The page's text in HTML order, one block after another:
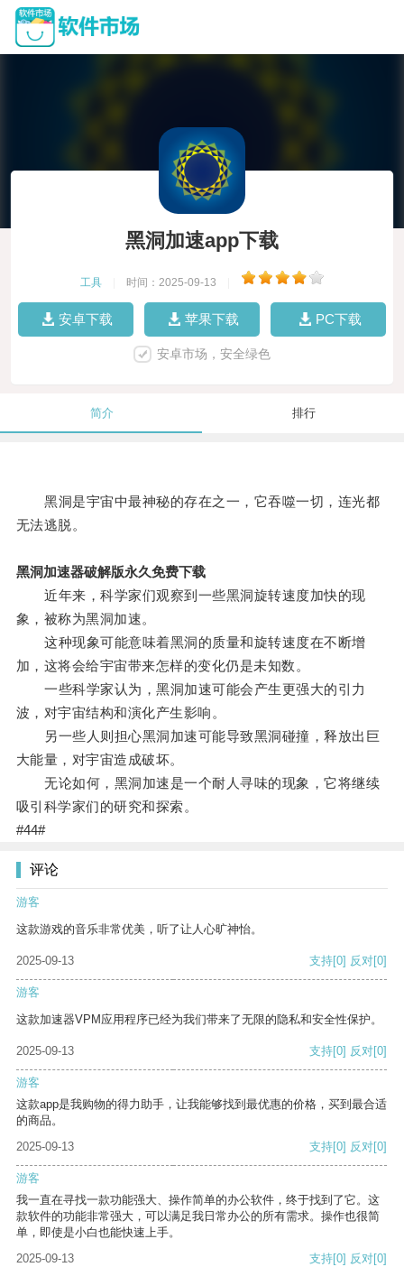
黑洞加速app下载
工具 时间：2025-09-13
安卓下载 苹果下载 PC下载
安卓市场，安全绿色
简介 排行
黑洞是宇宙中最神秘的存在之一，它吞噬一切，连光都
无法逃脱。
黑洞加速器破解版永久免费下载
近年来，科学家们观察到一些黑洞旋转速度加快的现
象，被称为黑洞加速。
这种现象可能意味着黑洞的质量和旋转速度在不断增
加，这将会给宇宙带来怎样的变化仍是未知数。
一些科学家认为，黑洞加速可能会产生更强大的引力
波，对宇宙结构和演化产生影响。
另一些人则担心黑洞加速可能导致黑洞碰撞，释放出巨
大能量，对宇宙造成破坏。
无论如何，黑洞加速是一个耐人寻味的现象，它将继续
吸引科学家们的研究和探索。
#44#
评论
游客
这款游戏的音乐非常优美，听了让人心旷神怡。
2025-09-13 支持[0] 反对[0]
游客
这款加速器VPM应用程序已经为我们带来了无限的隐私和安全性保护。
2025-09-13 支持[0] 反对[0]
游客
这款app是我购物的得力助手，让我能够找到最优惠的价格，买到最合适
的商品。
2025-09-13
支持[0] 反对[0]
游客
我一直在寻找一款功能强大、操作简单的办公软件，终于找到了它。这
款软件的功能非常强大，可以满足我日常办公的所有需求。操作也很简
单，即使是小白也能快速上手。
2025-09-13
支持[0] 反对[0]